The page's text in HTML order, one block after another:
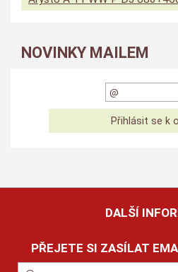
NOVINKY MAILEM
DALŠÍ
PŘEJETE SI ZASÍLAT